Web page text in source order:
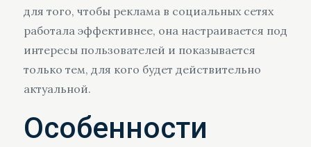
для того, чтобы реклама в социальных сетях
работала эффективнее, она настраивается под
интересы пользователей и показывается
только тем, для кого будет действительно
актуальной.
Особенности